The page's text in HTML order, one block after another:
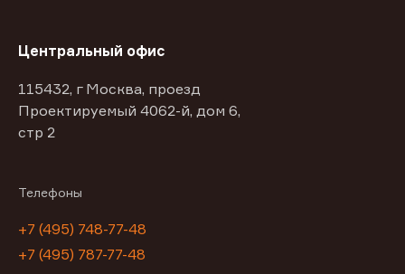
Центральный офис
115432, г Москва, проезд
Проектируемый 4062-й, дом 6,
стр 2
Телефоны
+7 (495) 748-77-48
+7 (495) 787-77-48